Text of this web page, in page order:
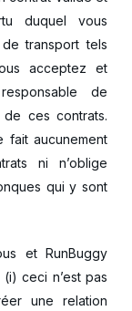
duquel vous
transport tels
acceptez et
de
ces contrats.
fait aucunement
ni n’oblige
qui y sont
et RunBuggy
ceci n’est pas
une relation